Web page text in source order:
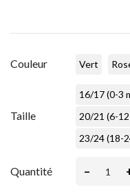
Couleur Vert
Taille
16/17 (0-3
20/21 (6-
23/24 (18-
Quantité –